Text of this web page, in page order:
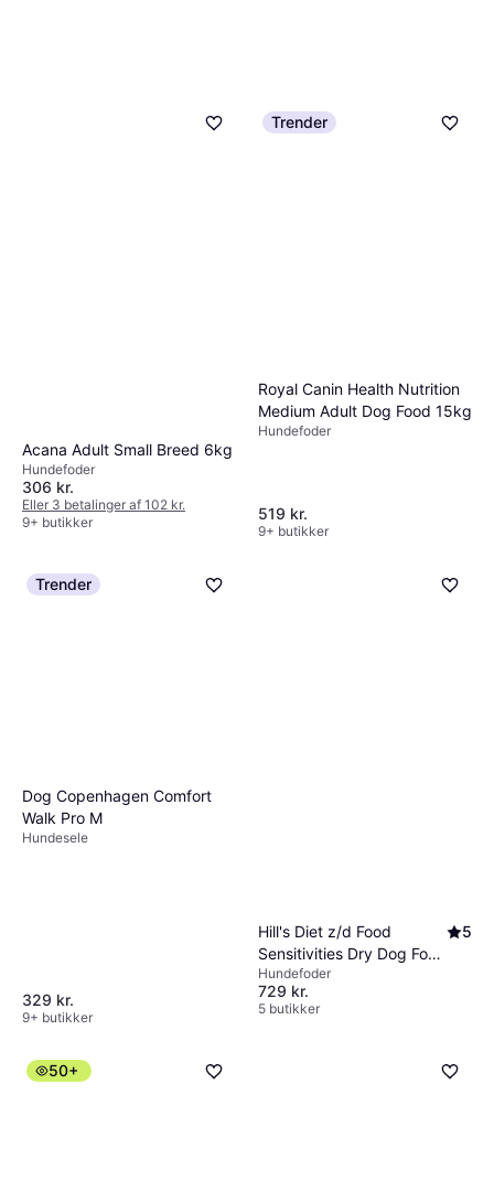
Acana Adult Small Breed 6kg
Hundefoder
306 kr.
Eller 3 betalinger af 102 kr.
9+ butikker
Trender
Royal Canin Health Nutrition
Medium Adult Dog Food 15kg
Hundefoder
519 kr.
9+ butikker
Trender
Dog Copenhagen Comfort
Walk Pro M
Hundesele
329 kr.
9+ butikker
Hill's Diet z/d Food
Sensitivities Dry Dog Food
10kg
5
Hundefoder
729 kr.
5 butikker
50+